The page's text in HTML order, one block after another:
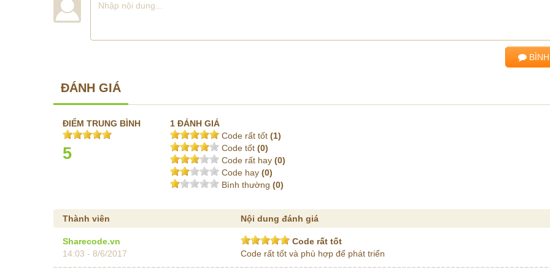
ĐÁNH GIÁ
ĐIỂM TRUNG BÌNH
5
1 ĐÁNH GIÁ
Code rất tốt (1)
Code tốt (0)
Code rất hay (0)
Code hay (0)
Bình thường (0)
Thành viên Nội dung đánh giá
Sharecode.vn
14:03 - 8/6/2017
Code rất tốt
Code rất tốt và phù hợp để phát triển